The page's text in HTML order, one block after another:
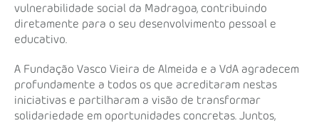
vulnerabilidade social da Madragoa, contribuindo
diretamente para o seu desenvolvimento pessoal e
educativo.
A Fundação Vasco Vieira de Almeida e a VdA agradecem
profundamente a todos os que acreditaram nestas
iniciativas e partilharam a visão de transformar
solidariedade em oportunidades concretas. Juntos,